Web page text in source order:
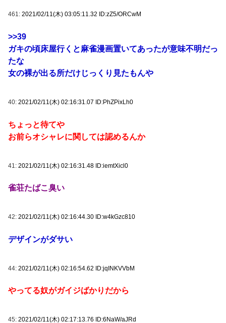
461: 2021/02/11(木) 03:05:11.32 ID:zZ5/ORCwM
>>39
ガキの頃床屋行くと麻雀漫画置いてあったが意味不明だっ
たな
女の裸が出る所だけじっくり見たもんや
40: 2021/02/11(木) 02:16:31.07 ID:PhZPixLh0
ちょっと待てや
お前らオシャレに関しては認めるんか
41: 2021/02/11(木) 02:16:31.48 ID:iemtXicl0
雀荘たばこ臭い
42: 2021/02/11(木) 02:16:44.30 ID:w4kGzc810
デザインがダサい
44: 2021/02/11(木) 02:16:54.62 ID:jqINKVVbM
やってる奴がガイジばかりだから
45: 2021/02/11(木) 02:17:13.76 ID:6NaW/aJRd